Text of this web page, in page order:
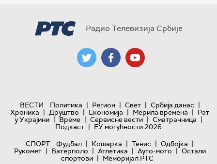
Радио Телевизија Србије
ВЕСТИ Политика | Регион | Свет | Србија данас |
Хроника | Друштво | Економија | Мерила времена | Рат
у Украјини | Време | Сервисне вести | Сматрачница |
Подкаст | ЕУ могућности 2026
СПОРТ
Фудбал | Кошарка | Тенис | Одбојка |
Рукомет | Ватерполо | Атлетика | Ауто-мото | Остали
спортови | Меморијал РТС